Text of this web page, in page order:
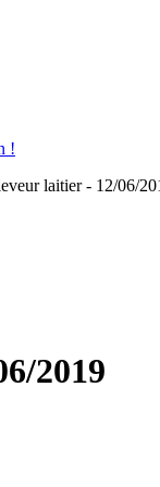
!
laitier - 12/06/
2019